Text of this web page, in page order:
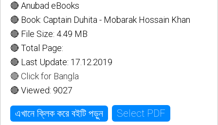
🔴 Anubad eBooks
🔴 Book: Captain Duhita - Mobarak Hossain Khan
🔴 File Size: 4.49 MB
🔴 Total Page:
🔴 Last Update: 17.12.2019
🔴 Click for Bangla
🔴 Viewed: 9027
এখানে ক্লিক করে বইটি পড়ুন Select PDF